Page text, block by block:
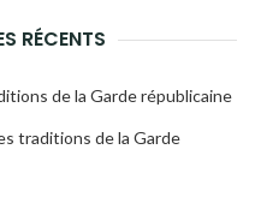
RÉCENTS
de la Garde républicaine
traditions de la Garde